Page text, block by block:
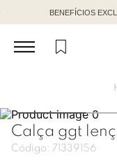
BENEFÍCIOS
Calça ggt
Código: 71339156